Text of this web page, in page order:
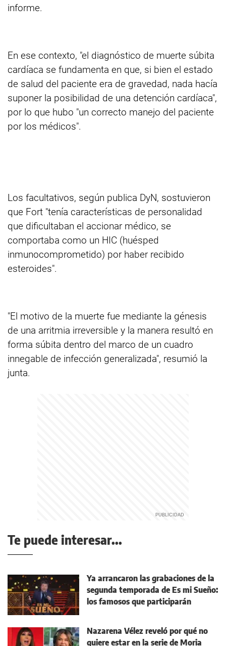
informe.
En ese contexto, "el diagnóstico de muerte súbita
cardíaca se fundamenta en que, si bien el estado
de salud del paciente era de gravedad, nada hacía
suponer la posibilidad de una detención cardíaca",
por lo que hubo "un correcto manejo del paciente
por los médicos".
Los facultativos, según publica DyN, sostuvieron
que Fort "tenía características de personalidad
que dificultaban el accionar médico, se
comportaba como un HIC (huésped
inmunocomprometido) por haber recibido
esteroides".
"El motivo de la muerte fue mediante la génesis
de una arritmia irreversible y la manera resultó en
forma súbita dentro del marco de un cuadro
innegable de infección generalizada", resumió la
junta.
Te puede interesar...
Ya arrancaron las grabaciones de la
segunda temporada de Es mi Sueño:
los famosos que participarán
Nazarena Vélez reveló por qué no
quiere estar en la serie de Moria